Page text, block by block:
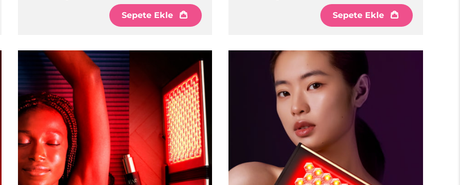
Sepete Ekle Sepete Ekle